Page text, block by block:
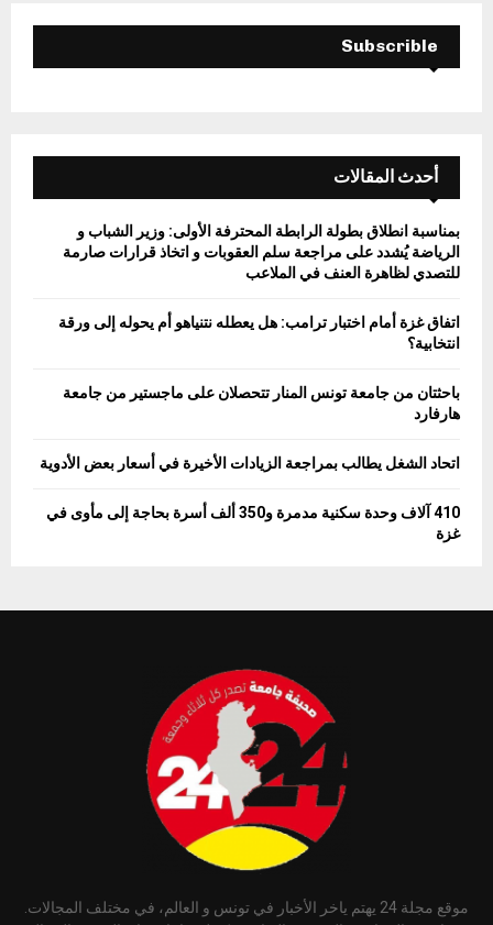
H
Subscrible
أحدث المقالات
بمناسبة انطلاق بطولة الرابطة المحترفة الأولى: وزير الشباب و
الرياضة يُشدد على مراجعة سلم العقوبات و اتخاذ قرارات صارمة
للتصدي لظاهرة العنف في الملاعب
اتفاق غزة أمام اختبار ترامب: هل يعطله نتنياهو أم يحوله إلى ورقة
انتخابية؟
باحثتان من جامعة تونس المنار تتحصلان على ماجستير من جامعة
هارفارد
اتحاد الشغل يطالب بمراجعة الزيادات الأخيرة في أسعار بعض الأدوية
410 آلاف وحدة سكنية مدمرة و350 ألف أسرة بحاجة إلى مأوى في
غزة
موقع مجلة 24 يهتم ياخر الأخبار في تونس و العالم، في مختلف المجالات.